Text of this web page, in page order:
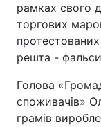
рамках свого
торгових
решта -
Голова
споживачів»
грамів